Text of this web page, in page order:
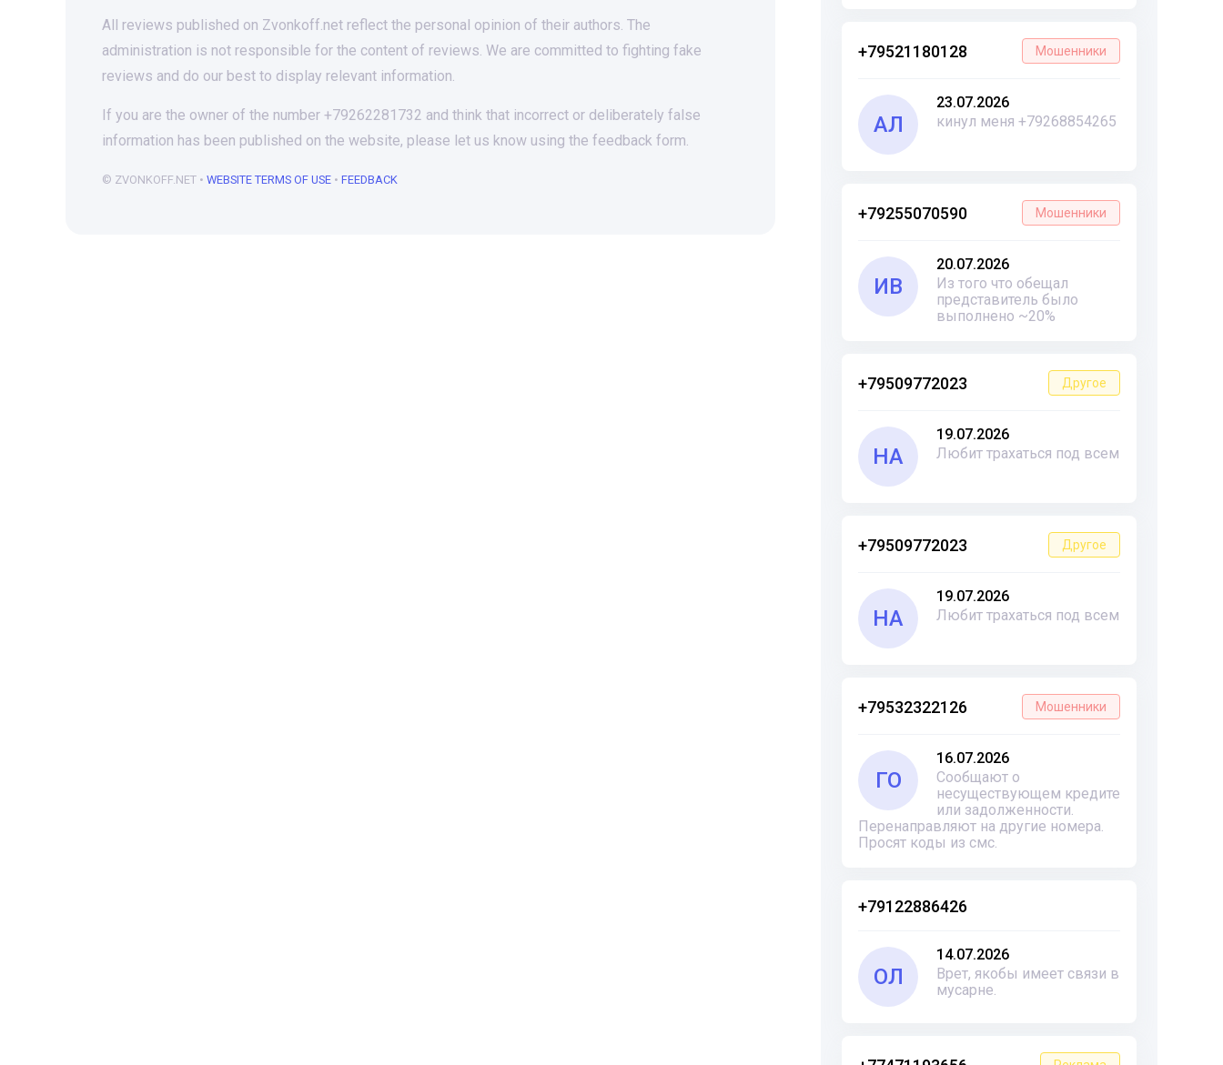
+79521180128 Мошенники
АЛ
23.07.2026
кинул меня +79268854265
+79255070590 Мошенники
ИВ
20.07.2026
Из того что обещал
представитель было
выполнено ~20%
+79509772023 Другое
НА
19.07.2026
Любит трахаться под всем
+79509772023 Другое
НА
19.07.2026
Любит трахаться под всем
+79532322126 Мошенники
ГО
16.07.2026
Сообщают о
несуществующем кредите
или задолженности.
Перенаправляют на другие номера.
Просят коды из смс.
+79122886426
ОЛ
14.07.2026
Врет, якобы имеет связи в
мусарне.
All reviews published on Zvonkoff.net reflect the personal opinion of their authors. The
administration is not responsible for the content of reviews. We are committed to fighting fake
reviews and do our best to display relevant information.
If you are the owner of the number +79262281732 and think that incorrect or deliberately false
information has been published on the website, please let us know using the feedback form.
© ZVONKOFF.NET • WEBSITE TERMS OF USE • FEEDBACK